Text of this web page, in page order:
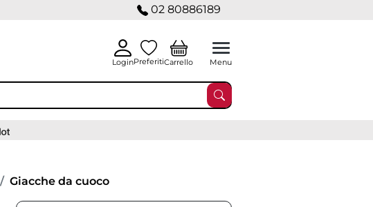
02 80886189
LoginPreferitiCarrello Menu
Giacche da cuoco